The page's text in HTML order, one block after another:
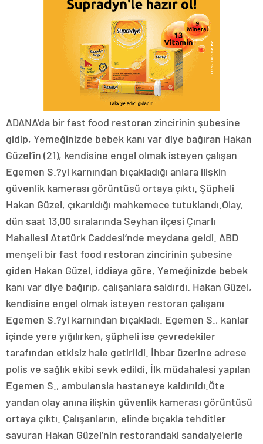
ADANA’da bir fast food restoran zincirinin şubesine
gidip, Yemeğinizde bebek kanı var diye bağıran Hakan
Güzel’in (21), kendisine engel olmak isteyen çalışan
Egemen S.?yi karnından bıçakladığı anlara ilişkin
güvenlik kamerası görüntüsü ortaya çıktı. Şüpheli
Hakan Güzel, çıkarıldığı mahkemece tutuklandı.Olay,
dün saat 13.00 sıralarında Seyhan ilçesi Çınarlı
Mahallesi Atatürk Caddesi’nde meydana geldi. ABD
menşeli bir fast food restoran zincirinin şubesine
giden Hakan Güzel, iddiaya göre, Yemeğinizde bebek
kanı var diye bağırıp, çalışanlara saldırdı. Hakan Güzel,
kendisine engel olmak isteyen restoran çalışanı
Egemen S.?yi karnından bıçakladı. Egemen S., kanlar
içinde yere yığılırken, şüpheli ise çevredekiler
tarafından etkisiz hale getirildi. İhbar üzerine adrese
polis ve sağlık ekibi sevk edildi. İlk müdahalesi yapılan
Egemen S., ambulansla hastaneye kaldırıldı.Öte
yandan olay anına ilişkin güvenlik kamerası görüntüsü
ortaya çıktı. Çalışanların, elinde bıçakla tehditler
savuran Hakan Güzel’nin restorandaki sandalyelerle